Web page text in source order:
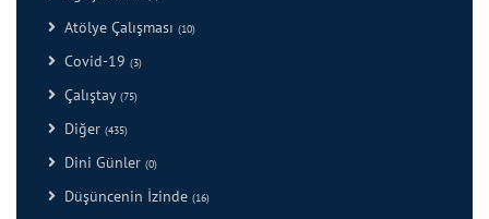
Atölye Çalışması (10)
Covid-19 (3)
Çalıştay (75)
Diğer (435)
Dini Günler (0)
Düşüncenin İzinde (16)